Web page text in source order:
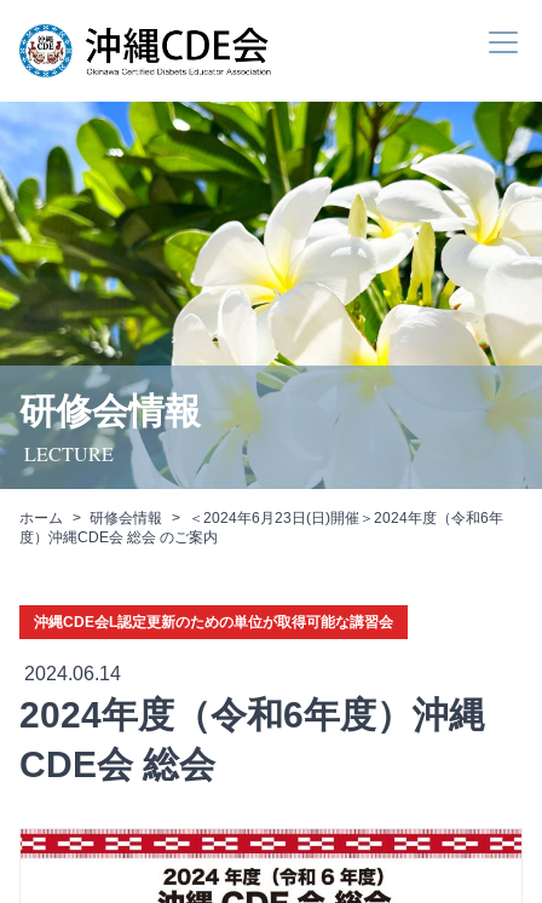
研修会情報
LECTURE
ホーム 研修会情報
＜2024年6月23日(日)開催＞2024年度（令和6年
度）沖縄CDE会 総会 のご案内
沖縄CDE会L認定更新のための単位が取得可能な講習会
2024.06.14
2024年度（令和6年度）沖縄
CDE会 総会